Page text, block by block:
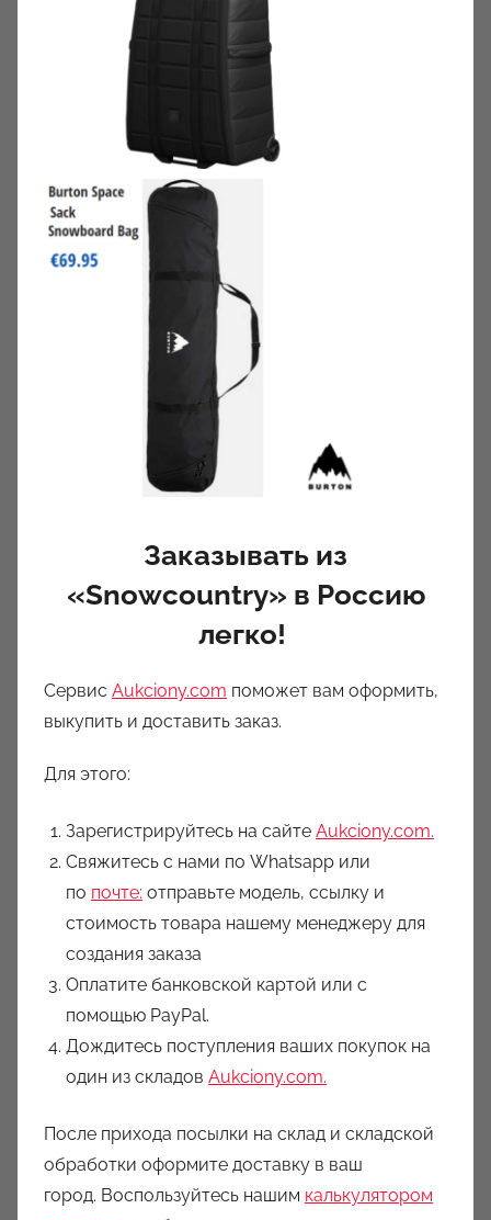
Заказывать из
«Snowcountry» в Россию
легко!
Сервис Aukciony.com поможет вам оформить,
выкупить и доставить заказ.
Для этого:
Зарегистрируйтесь на сайте Aukciony.com.
Свяжитесь с нами по Whatsapp или
по почте: отправьте модель, ссылку и
стоимость товара нашему менеджеру для
создания заказа
Оплатите банковской картой или с
помощью PayPal.
Дождитесь поступления ваших покупок на
один из складов Aukciony.com.
После прихода посылки на склад и складской
обработки оформите доставку в ваш
город. Воспользуйтесь нашим калькулятором